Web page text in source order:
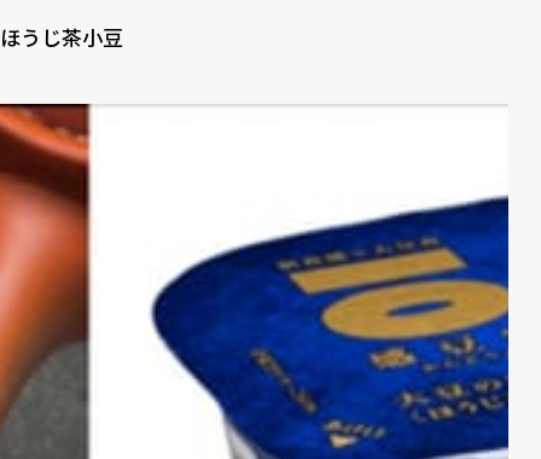
ほうじ茶小豆